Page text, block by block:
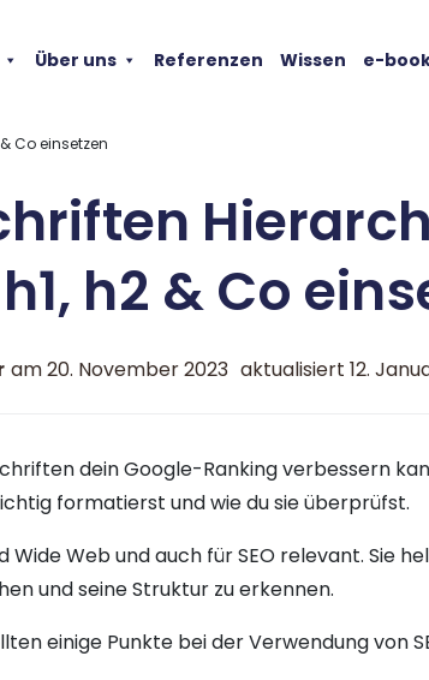
Über uns Referenzen Wissen e-
Co einsetzen
h2 & Co
am20. November 2023 aktualisiert 12.
dein Google-Ranking verbessern
formatierst und wie du sie überprüfst.
Web und auch für SEO relevant. Sie
und seine Struktur zu erkennen.
einige Punkte bei der Verwendung von